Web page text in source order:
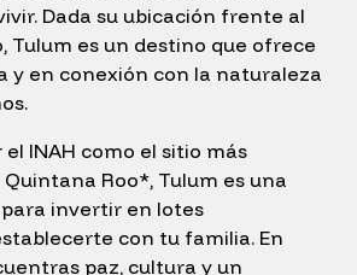
Dada su ubicación frente al
Tulum es un destino que ofrece
y en conexión con la naturaleza
INAH como el sitio más
Roo*, Tulum es una
invertir en lotes
con tu familia. En
paz, cultura y un